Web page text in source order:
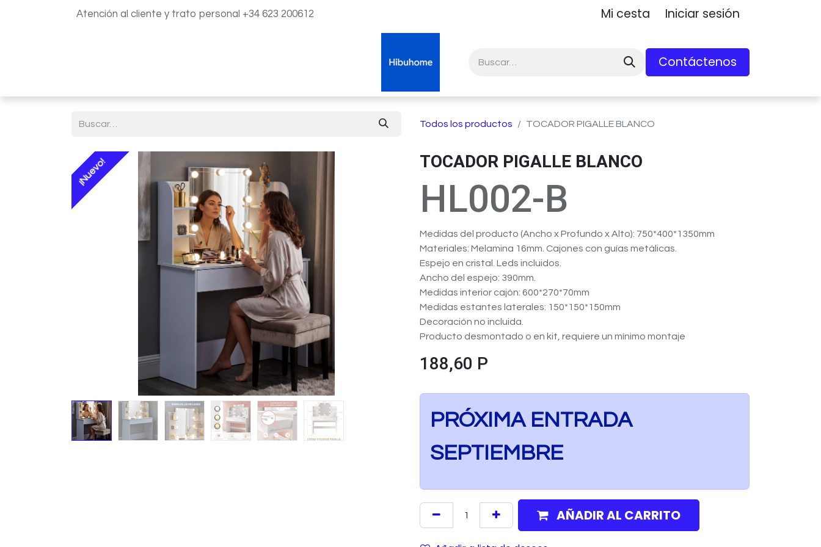
Atención al cliente y trato personal +34 623 200612 Mi cesta Iniciar sesión
Contáctenos
Todos los productos TOCADOR PIGALLE BLANCO
¡Nuevo! TOCADOR PIGALLE BLANCO
HL002-B
Medidas del producto (Ancho x Profundo x Alto): 750*400*1350mm
Materiales: Melamina 16mm. Cajones con guías metálicas.
Espejo en cristal. Leds incluidos.
Ancho del espejo: 390mm.
Medidas interior cajón: 600*270*70mm
Medidas estantes laterales: 150*150*150mm
Decoración no incluida.
Producto desmontado o en kit, requiere un mínimo montaje
188,60 P
PRÓXIMA ENTRADA
SEPTIEMBRE
AÑADIR AL CARRITO